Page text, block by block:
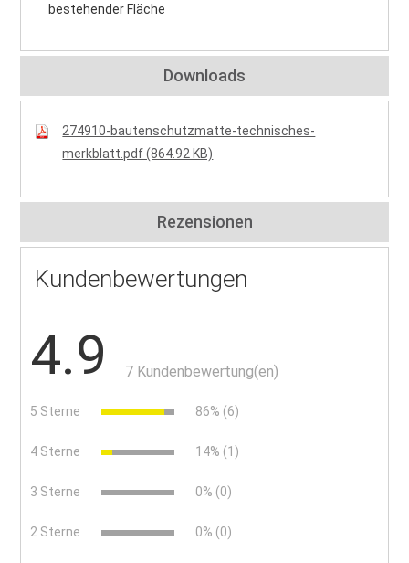
bestehender Fläche
Downloads
274910-bautenschutzmatte-technisches-
merkblatt.pdf (864.92 KB)
Rezensionen
Kundenbewertungen
4.9 7 Kundenbewertung(en)
5 Sterne 86% (6)
4 Sterne 14% (1)
3 Sterne 0% (0)
2 Sterne 0% (0)